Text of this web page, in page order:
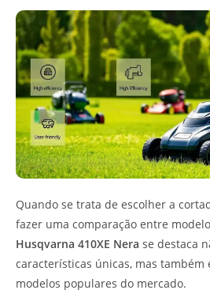
Quando se trata de escolher a
fazer uma comparação entre
Husqvarna 410XE Nera se destaca
características únicas, mas também
modelos populares do mercado.